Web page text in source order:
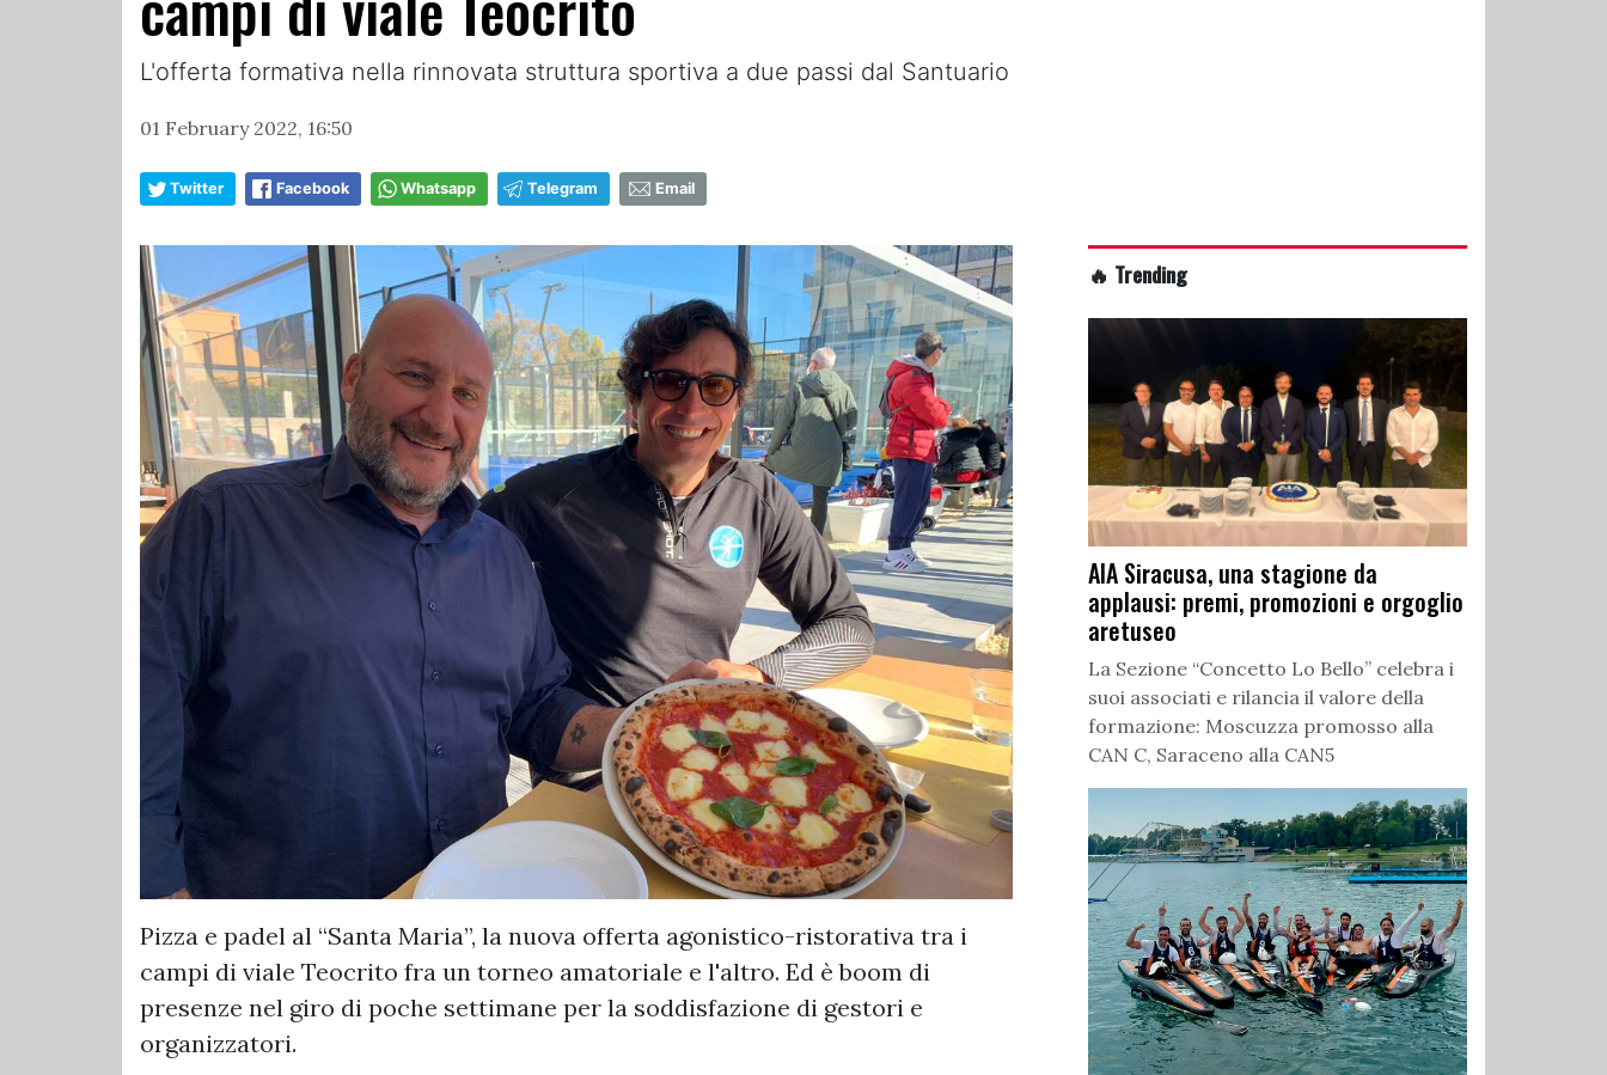
L'offerta formativa nella rinnovata struttura sportiva a due passi dal Santuario
01 February 2022, 16:50
Twitter Facebook Whatsapp Telegram Email
Pizza e padel al “Santa Maria”, la nuova offerta agonistico-ristorativa tra i
campi di viale Teocrito fra un torneo amatoriale e l'altro. Ed è boom di
presenze nel giro di poche settimane per la soddisfazione di gestori e
organizzatori.
🔥 Trending
AIA Siracusa, una stagione da
applausi: premi, promozioni e orgoglio
aretuseo
La Sezione “Concetto Lo Bello” celebra i
suoi associati e rilancia il valore della
formazione: Moscuzza promosso alla
CAN C, Saraceno alla CAN5